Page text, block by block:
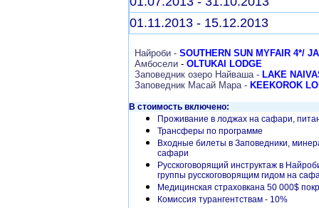
01.11.2013 - 15.12.2013
Найроби - SOUTHERN SUN MYFAIR 4*/
Амбосели -OLTUKAI LODGE
Заповедник озеро Найваша - LAKE
Заповедник Масай Мара - KEEKOROK
В стоимость включено:
Проживание в лоджах на сафари,
Трансферы по программе
Входные билеты в Заповедники,
сафари
Русскоговорящий инструктаж в
группы русскоговорящим гидом на
Медицинская страховкана 50 000$
Комиссия турангентствам - 10%